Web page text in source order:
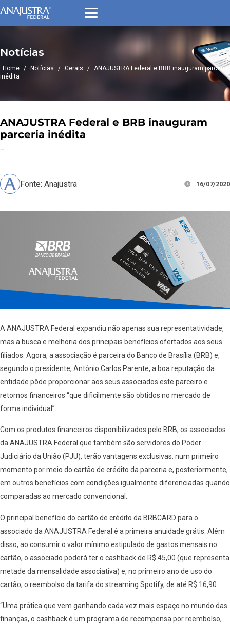
Notícias
Home / Notícias / Gerais / ANAJUSTRA Federal e BRB inauguram parceria
inédita
ANAJUSTRA Federal e BRB inauguram
parceria inédita
–
Fonte: Anajustra 16/07/2020
A ANAJUSTRA Federal expandiu não apenas sua representatividade,
mas a busca e melhoria dos principais benefícios ofertados aos seus
filiados. Agora, a associação é parceira do Banco de Brasília (BRB) e,
segundo o presidente, Antônio Carlos Parente, a boa reputação da
entidade pôde proporcionar aos seus associados este parceiro e
retornos financeiros “que dificilmente são obtidos no mercado de
forma individual”.
Com os produtos financeiros disponibilizados pelo BRB, os associados
da ANAJUSTRA Federal que também são servidores do Poder
Judiciário da União (PJU), terão vantagens exclusivas: num primeiro
momento por meio do cartão de crédito da parceria e, posteriormente,
em outros benefícios com condições igualmente diferenciadas quando
comparadas ao mercado convencional.
O principal benefício do cartão de crédito da BRBCARD para o
associado da ANAJUSTRA Federal é a primeira anuidade grátis. Além
disso, ao consumir o valor mínimo estipulado de gastos mensais no
cartão, o associado poderá ter o cashback de R$ 45,00 (que representa
metade da mensalidade associativa) e, no primeiro ano de uso do
cartão, o reembolso da tarifa do streaming Spotify, de até R$ 16,90.
“Uma prática que vem ganhando cada vez mais espaço no mundo das
finanças, o cashback é um programa de recompensa por reembolso,